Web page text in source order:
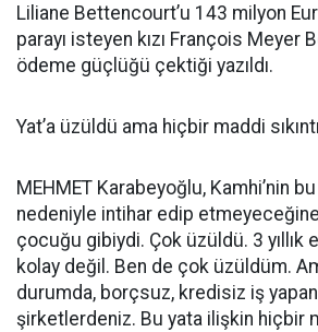
Liliane Bettencourt’u 143 milyon
parayı isteyen kızı François Meyer
ödeme güçlüğü çektiği yazıldı.
Yat’a üzüldü ama hiçbir maddi
MEHMET Karabeyoğlu, Kamhi’nin
nedeniyle intihar edip
çocuğu gibiydi. Çok üzüldü. 3 yıllık
kolay değil. Ben de çok üzüldüm.
durumda, borçsuz, kredisiz iş
şirketlerdeniz. Bu yata ilişkin hiçbir